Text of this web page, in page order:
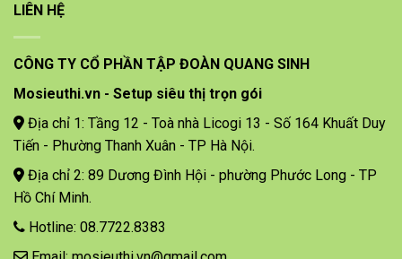
LIÊN HỆ
CÔNG TY CỔ PHẦN TẬP ĐOÀN QUANG SINH
Mosieuthi.vn - Setup siêu thị trọn gói
Địa chỉ 1: Tầng 12 - Toà nhà Licogi 13 - Số 164 Khuất Duy
Tiến - Phường Thanh Xuân - TP Hà Nội.
Địa chỉ 2: 89 Dương Đình Hội - phường Phước Long - TP
Hồ Chí Minh.
Hotline: 08.7722.8383